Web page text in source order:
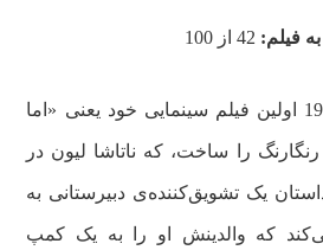
به فیلم: 42 از 100
جیمی ببیت در سال 1999 اولین فیلم سینمایی خود یعنی «اما
را ساخت، که ناتاشا لیون در
یک تشویق‌کننده‌ی دبیرستانی به
که والدینش او را به یک کمپ